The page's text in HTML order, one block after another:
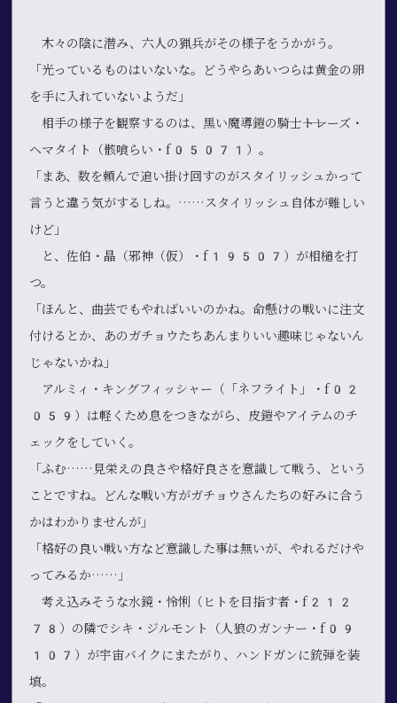
木々の陰に潜み、六人の猟兵がその様子をうかがう。
「光っているものはいないな。どうやらあいつらは黄金の卵
を手に入れていないようだ」
相手の様子を観察するのは、黒い魔導鎧の騎士――トレーズ・
ヘマタイト（骸喰らい・f05071）。
「まあ、数を頼んで追い掛け回すのがスタイリッシュかって
言うと違う気がするしね。……スタイリッシュ自体が難しい
けど」
と、佐伯・晶（邪神（仮）・f19507）が相槌を打
つ。
「ほんと、曲芸でもやればいいのかね。命懸けの戦いに注文
付けるとか、あのガチョウたちあんまりいい趣味じゃないん
じゃないかね」
アルミィ・キングフィッシャー（「ネフライト」・f02
059）は軽くため息をつきながら、皮鎧やアイテムのチ
ェックをしていく。
「ふむ……見栄えの良さや格好良さを意識して戦う、という
ことですね。どんな戦い方がガチョウさんたちの好みに合う
かはわかりませんが」
「格好の良い戦い方など意識した事は無いが、やれるだけや
ってみるか……」
考え込みそうな水鏡・怜悧（ヒトを目指す者・f212
78）の隣でシキ・ジルモント（人狼のガンナー・f09
107）が宇宙バイクにまたがり、ハンドガンに銃弾を装
填。